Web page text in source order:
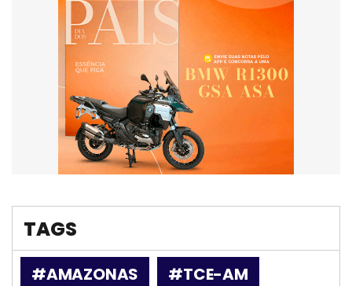
TAGS
#AMAZONAS
#TCE-AM